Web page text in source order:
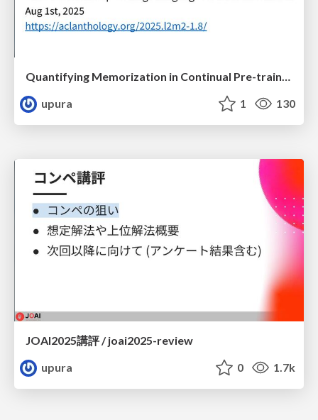
Quantifying Memorization in Continual Pre-training with Japanese General or Industry-Specific Corpora
upura
1 130
JOAI2025講評 / joai2025-review
upura
0 1.7k